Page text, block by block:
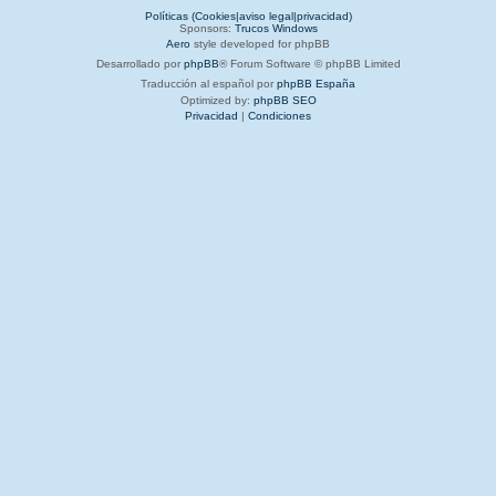
Políticas (Cookies|aviso legal|privacidad)
Sponsors: Trucos Windows
Aero style developed for phpBB
Desarrollado por phpBB® Forum Software © phpBB Limited
Traducción al español por phpBB España
Optimized by: phpBB SEO
Privacidad | Condiciones